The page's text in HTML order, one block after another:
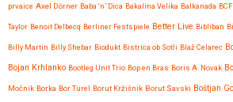
prvaice Axel Dörner Baba ‘n’ Dica Bakalina Velika Balkanada
Taylor Benoit Delbecq Berliner Festspiele Better Live Bibliban
Billy Martin Billy Shebar Biodukt Bistrica ob Sotli Blaž Celarec
Bojan Krhlanko Bootleg Unit Trio Bop en Bras Boris A. Novak
Močnik Borka Bor Turel Borut Kržišnik Borut Savski Boštjan